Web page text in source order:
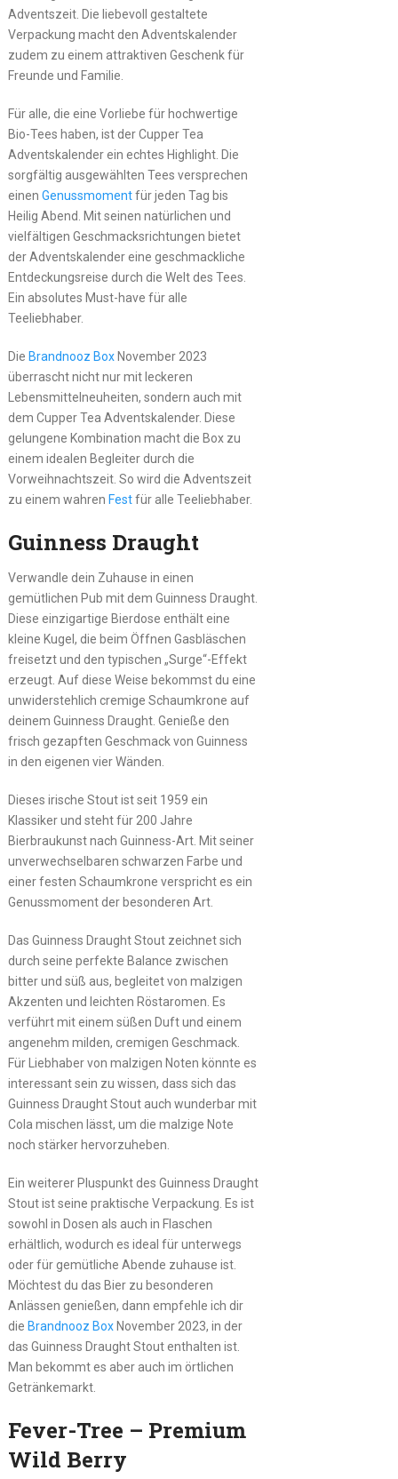
Adventszeit. Die liebevoll gestaltete
Verpackung macht den Adventskalender
zudem zu einem attraktiven Geschenk für
Freunde und Familie.
Für alle, die eine Vorliebe für hochwertige
Bio-Tees haben, ist der Cupper Tea
Adventskalender ein echtes Highlight. Die
sorgfältig ausgewählten Tees versprechen
einen Genussmomentfür jeden Tag bis
Heilig Abend. Mit seinen natürlichen und
vielfältigen Geschmacksrichtungen bietet
der Adventskalender eine geschmackliche
Entdeckungsreise durch die Welt des Tees.
Ein absolutes Must-have für alle
Teeliebhaber.
Die Brandnooz BoxNovember 2023
überrascht nicht nur mit leckeren
Lebensmittelneuheiten, sondern auch mit
dem Cupper Tea Adventskalender. Diese
gelungene Kombination macht die Box zu
einem idealen Begleiter durch die
Vorweihnachtszeit. So wird die Adventszeit
zu einem wahren Festfür alle Teeliebhaber.
Guinness Draught
Verwandle dein Zuhause in einen
gemütlichen Pub mit dem Guinness Draught.
Diese einzigartige Bierdose enthält eine
kleine Kugel, die beim Öffnen Gasbläschen
freisetzt und den typischen „Surge“-Effekt
erzeugt. Auf diese Weise bekommst du eine
unwiderstehlich cremige Schaumkrone auf
deinem Guinness Draught. Genieße den
frisch gezapften Geschmack von Guinness
in den eigenen vier Wänden.
Dieses irische Stout ist seit 1959 ein
Klassiker und steht für 200 Jahre
Bierbraukunst nach Guinness-Art. Mit seiner
unverwechselbaren schwarzen Farbe und
einer festen Schaumkrone verspricht es ein
Genussmoment der besonderen Art.
Das Guinness Draught Stout zeichnet sich
durch seine perfekte Balance zwischen
bitter und süß aus, begleitet von malzigen
Akzenten und leichten Röstaromen. Es
verführt mit einem süßen Duft und einem
angenehm milden, cremigen Geschmack.
Für Liebhaber von malzigen Noten könnte es
interessant sein zu wissen, dass sich das
Guinness Draught Stout auch wunderbar mit
Cola mischen lässt, um die malzige Note
noch stärker hervorzuheben.
Ein weiterer Pluspunkt des Guinness Draught
Stout ist seine praktische Verpackung. Es ist
sowohl in Dosen als auch in Flaschen
erhältlich, wodurch es ideal für unterwegs
oder für gemütliche Abende zuhause ist.
Möchtest du das Bier zu besonderen
Anlässen genießen, dann empfehle ich dir
die Brandnooz BoxNovember 2023, in der
das Guinness Draught Stout enthalten ist.
Man bekommt es aber auch im örtlichen
Getränkemarkt.
Fever-Tree – Premium
Wild Berry